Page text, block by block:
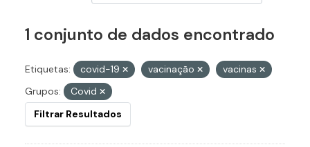
1 conjunto de dados encontrado
Etiquetas: covid-19 vacinação
vacinas
Grupos:
Covid
Filtrar Resultados